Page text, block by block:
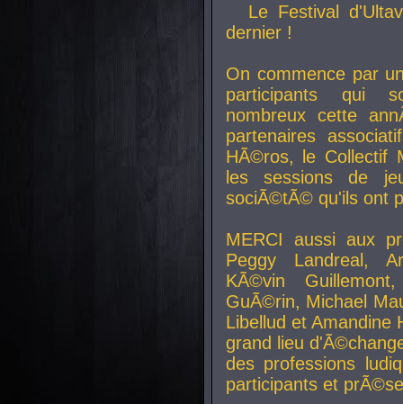
Le Festival
dernier !
On commence par
participants qui
nombreux cette
partenaires
HÃ©ros, le Collectif
les sessions de
sociÃ©tÃ© qu'ils ont
MERCI aussi aux
Peggy Landreal,
KÃ©vin
GuÃ©rin, Michael
Libellud et Amandine
grand lieu
des professions
participants et